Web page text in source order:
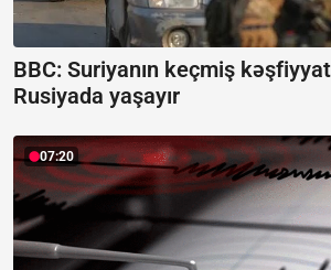
BBC: Suriyanın keçmiş
Rusiyada yaşayır
07:20